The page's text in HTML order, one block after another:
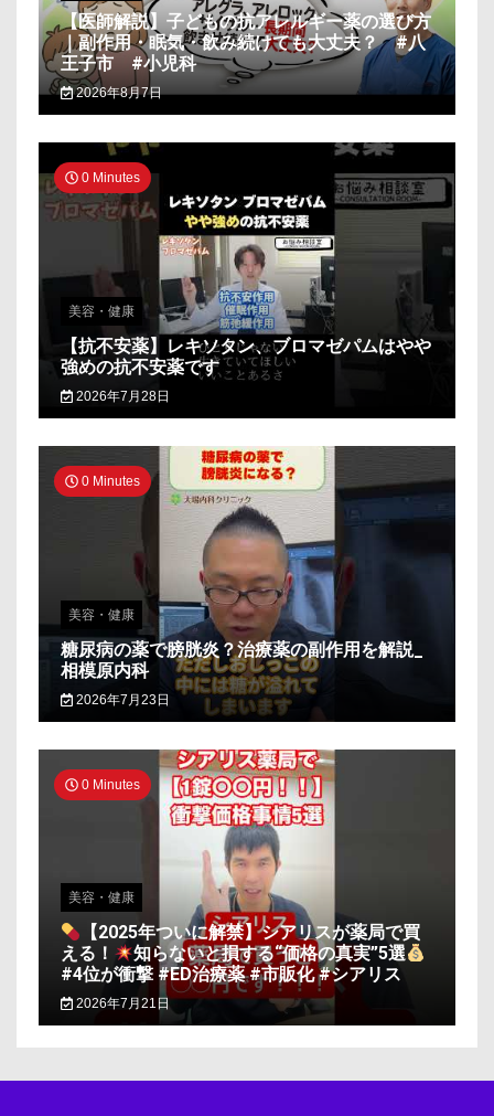
【医師解説】子どもの抗アレルギー薬の選び方
｜副作用・眠気・飲み続けても大丈夫？ #八
王子市 #小児科
2026年8月7日
0 Minutes
美容・健康
【抗不安薬】レキソタン、ブロマゼパムはやや
強めの抗不安薬です
2026年7月28日
0 Minutes
美容・健康
糖尿病の薬で膀胱炎？治療薬の副作用を解説_
相模原内科
2026年7月23日
0 Minutes
美容・健康
【2025年ついに解禁】シアリスが薬局で買
える！
知らないと損する“価格の真実”5選
#4位が衝撃 #ED治療薬 #市販化 #シアリス
2026年7月21日